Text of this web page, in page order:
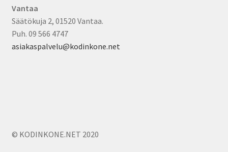
Vantaa
Säätökuja 2, 01520 Vantaa.
Puh. 09 566 4747
asiakaspalvelu@kodinkone.net
© KODINKONE.NET 2020